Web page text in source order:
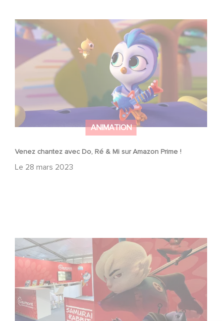
ANIMATION
Venez chantez avec Do, Ré & Mi sur Amazon Prime !
Le 28 mars 2023
Venez chantez avec Do, Ré & Mi sur Amazon Prime !
Rendez-vous à Annecy pour le MIFA